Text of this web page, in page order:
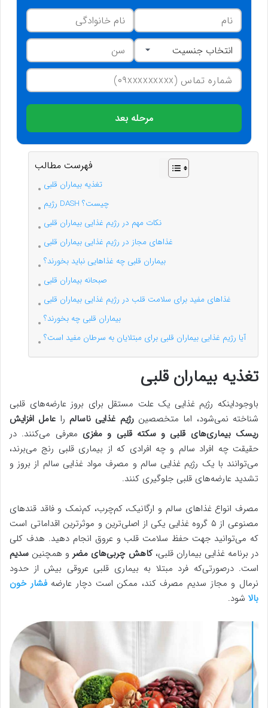
مرحله بعد
فهرست مطالب
تغذیه بیماران قلبی
رژیم DASH چیست؟
نکات مهم در رژیم غذایی بیماران قلبی
غذاهای مجاز در رژیم غذایی بیماران قلبی
بیماران قلبی چه غذاهایی نباید بخورند؟
صبحانه بیماران قلبی
غذاهای مفید برای سلامت قلب در رژیم غذایی بیماران قلبی
بیماران قلبی چه بخورند؟
آیا رژیم غذایی بیماران قلبی برای مبتلایان به سرطان مفید است؟
تغذیه بیماران قلبی
باوجوداینکه رژیم غذایی یک علت مستقل برای بروز عارضه‌های قلبی
شناخته نمی‌شود، اما متخصصینرژیم غذایی ناسالمرا عامل افزایش
ریسک بیماری‌های قلبی و سکته قلبی و مغزی معرفی می‌کنند. در
حقیقت چه افراد سالم و چه افرادی که از بیماری قلبی رنج می‌برند،
می‌توانند با یک رژیم غذایی سالم و مصرف مواد غذایی سالم از بروز و
تشدید عارضه‌های قلبی جلوگیری کنند.
مصرف انواع غذاهای سالم و ارگانیک، کم‌چرب، کم‌نمک و فاقد قندهای
مصنوعی از ۵ گروه غذایی یکی از اصلی‌ترین و موثرترین اقداماتی است
که می‌توانید جهت حفظ سلامت قلب و عروق انجام دهید. هدف کلی
در برنامه غذایی بیماران قلبی،کاهش چربی‌های مضر و همچنین سدیم
است. درصورتی‌که فرد مبتلا به بیماری قلبی عروقی بیش از حدود
نرمال و مجاز سدیم مصرف کند، ممکن است دچار عارضهفشار خون
بالا شود.